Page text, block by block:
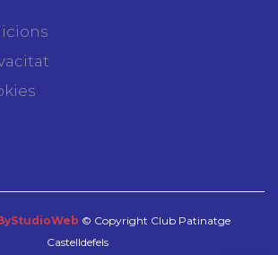
© Copyright Club Patinatge
Castelldefels